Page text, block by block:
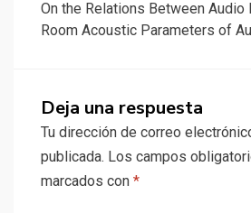
On the Relations Between Audio
Room Acoustic Parameters of
Deja una respuesta
Tu dirección de correo
publicada. Los campos
marcados con *